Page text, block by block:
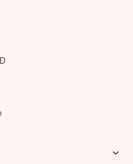
avkastning är ingen
du upptäcka fel eller